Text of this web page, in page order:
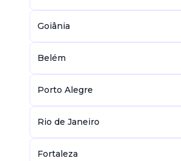
Goiânia
Belém
Porto Alegre
Rio de Janeiro
Fortaleza